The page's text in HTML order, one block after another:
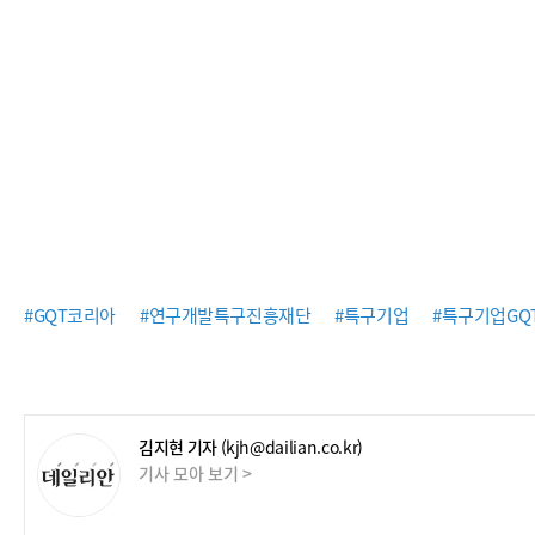
#GQT코리아 #연구개발특구진흥재단 #특구기업 #특구기업
김지현 기자 (kjh@dailian.co.kr)
기사 모아 보기 >